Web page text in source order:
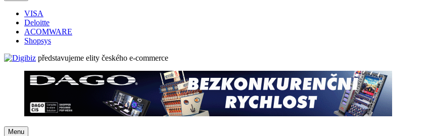
VISA
Deloitte
ACOMWARE
Shopsys
představujeme elity českého e-commerce
Menu